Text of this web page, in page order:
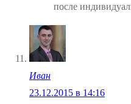
после
Иван
23.12.2015 в 14:16